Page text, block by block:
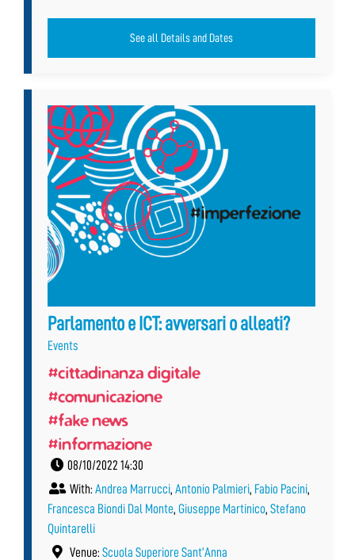
See all Details and Dates
Parlamento e ICT: avversari o alleati?
Events
#cittadinanza digitale
#comunicazione
#fake news
#informazione
08/10/2022 14:30
With: Andrea Marrucci, Antonio Palmieri, Fabio Pacini,
Francesca Biondi Dal Monte, Giuseppe Martinico, Stefano
Quintarelli
Venue: Scuola Superiore Sant’Anna